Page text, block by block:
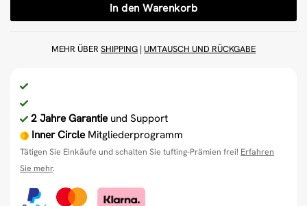
In den Warenkorb
MEHR ÜBER SHIPPING | UMTAUSCH UND RÜCKGABE
2 Jahre Garantieund Support
Inner Circle Mitgliederprogramm
Tätigen Sie Einkäufe und schalten Sie tufting-Prämien frei! Erfahren
Sie mehr.